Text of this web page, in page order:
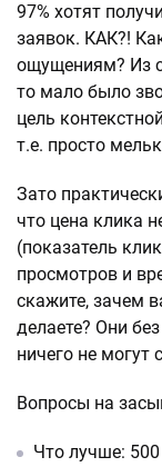
97% хотят
заявок. КАК?!
ощущениям? Из
то мало было
цель
т.е. просто
Зато
что цена клика
(показатель
просмотров и
скажите, зачем
делаете? Они
ничего не могут
Вопросы на
Что лучше: